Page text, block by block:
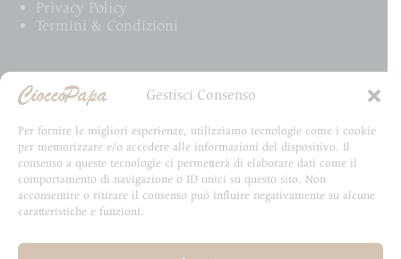
Gestisci Consenso
Per fornire le migliori esperienze, utilizziamo tecnologie come i cookie
per memorizzare e/o accedere alle informazioni del dispositivo. Il
consenso a queste tecnologie ci permetterà di elaborare dati come il
comportamento di navigazione o ID unici su questo sito. Non
acconsentire o ritirare il consenso può influire negativamente su alcune
caratteristiche e funzioni.
Privacy Policy
Termini & Condizioni
Email Newsletter
le novità CioccoPapa
Email